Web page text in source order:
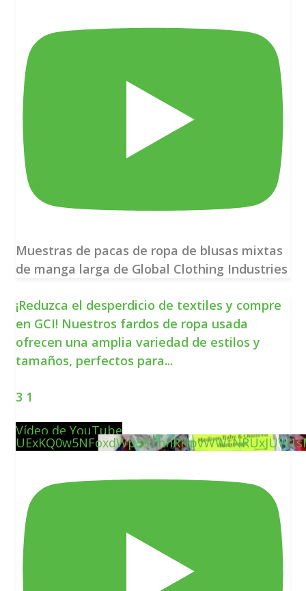
Muestras de pacas de ropa de blusas mixtas
de manga larga de Global Clothing Industries
¡Reduzca el desperdicio de textiles y compre
en GCI! Nuestros fardos de ropa usada
ofrecen una amplia variedad de estilos y
tamaños, perfectos para...
3 1
Vídeo de YouTube